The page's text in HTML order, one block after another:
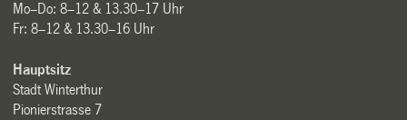
Mo–Do: 8–12 & 13.30–17 Uhr
Fr: 8–12 & 13.30–16 Uhr
Hauptsitz
Stadt Winterthur
Pionierstrasse 7